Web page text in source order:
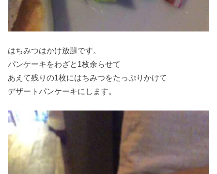
はちみつはかけ放題です。
パンケーキをわざと1枚余らせて
あえて残りの1枚にはちみつをたっぷりかけて
デザートパンケーキにします。